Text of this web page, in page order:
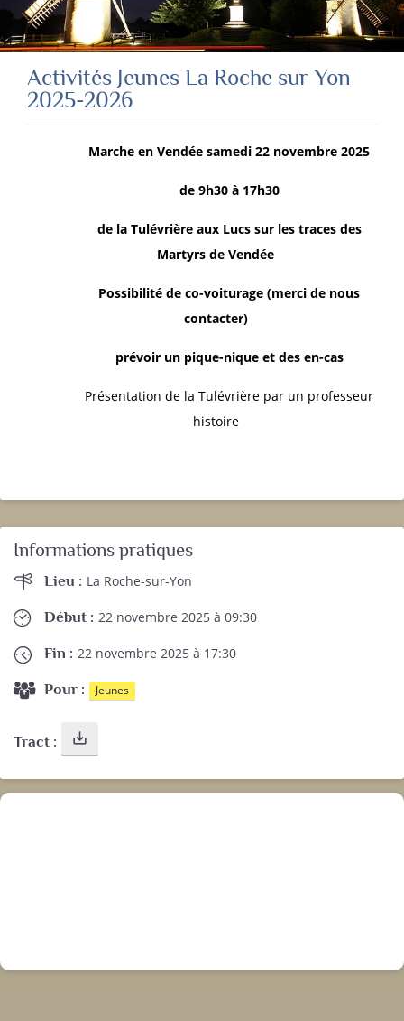
Activités Jeunes La Roche sur Yon
2025-2026
Marche en Vendée samedi 22 novembre 2025
de 9h30 à 17h30
de la Tulévrière aux Lucs sur les traces des
Martyrs de Vendée
Possibilité de co-voiturage (merci de nous
contacter)
prévoir un pique-nique et des en-cas
Présentation de la Tulévrière par un professeur
histoire
Informations pratiques
Lieu : La Roche-sur-Yon
Début : 22 novembre 2025 à 09:30
Fin : 22 novembre 2025 à 17:30
Pour : Jeunes
Tract : save_alt